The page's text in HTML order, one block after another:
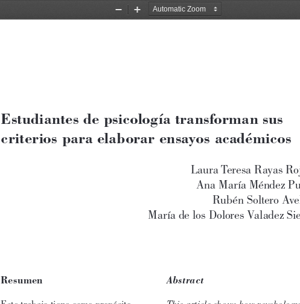
Zoom
Zoom
Resumen
Estudiantes de psicología transforman sus
criterios para elaborar ensayos académicos
Laura Teresa Rayas
Ana María Méndez
Rubén Soltero
María de los Dolores Valadez
Abstract